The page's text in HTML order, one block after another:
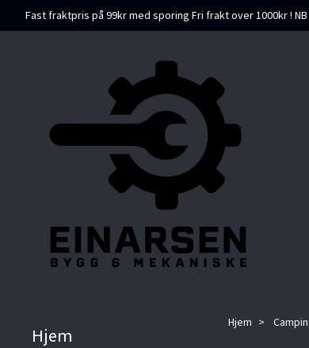
Fast fraktpris på 99kr med sporing Fri frakt over 1000kr !
Hjem
Hjem